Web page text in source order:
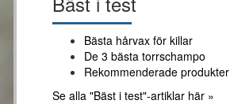
Bästa hårvax för killar
De 3 bästa torrschampo
Rekommenderade produkter
Se alla "Bäst i test"-artiklar här »